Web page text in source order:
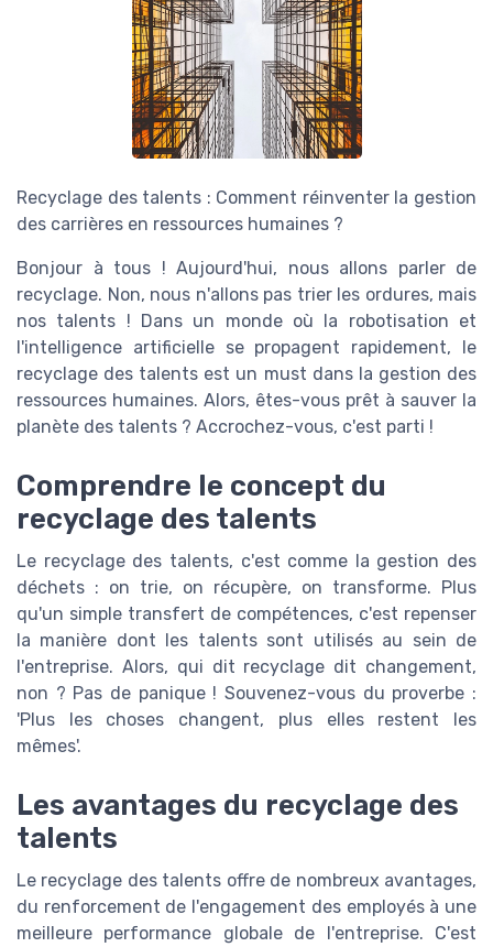
Recyclage des talents : Comment réinventer la gestion
des carrières en ressources humaines ?
Bonjour à tous ! Aujourd'hui, nous allons parler de
recyclage. Non, nous n'allons pas trier les ordures, mais
nos talents ! Dans un monde où la robotisation et
l'intelligence artificielle se propagent rapidement, le
recyclage des talents est un must dans la gestion des
ressources humaines. Alors, êtes-vous prêt à sauver la
planète des talents ? Accrochez-vous, c'est parti !
Comprendre le concept du
recyclage des talents
Le recyclage des talents, c'est comme la gestion des
déchets : on trie, on récupère, on transforme. Plus
qu'un simple transfert de compétences, c'est repenser
la manière dont les talents sont utilisés au sein de
l'entreprise. Alors, qui dit recyclage dit changement,
non ? Pas de panique ! Souvenez-vous du proverbe :
'Plus les choses changent, plus elles restent les
mêmes'.
Les avantages du recyclage des
talents
Le recyclage des talents offre de nombreux avantages,
du renforcement de l'engagement des employés à une
meilleure performance globale de l'entreprise. C'est